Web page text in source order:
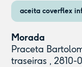
aceita coverflex
Morada
Praceta
traseiras , 2810-